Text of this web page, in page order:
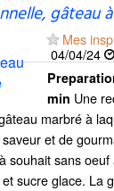
gâteau
Mes
04/04/24
min Une
marbré à
et de
souhait sans oeuf
sucre glace. La